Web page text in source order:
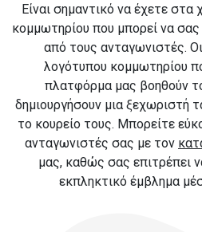
Είναι σημαντικό να έχετε στα
κομμωτηρίου που μπορεί να
από τους ανταγωνιστές.
λογότυπου κομμωτηρίου
πλατφόρμα μας βοηθούν
δημιουργήσουν μια ξεχωριστή
το κουρείο τους. Μπορείτε
ανταγωνιστές σας με τον
μας, καθώς σας επιτρέπει
εκπληκτικό έμβλημα